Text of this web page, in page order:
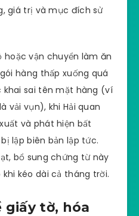
giá trị và mục đích sử
hoặc vận chuyển làm ăn
hàng thấp xuống quá
khai sai tên mặt hàng (ví
vải vụn), khi Hải quan
và phát hiện bất
lập biên bản lập tức.
bổ sung chứng từ này
kéo dài cả tháng trời.
giấy tờ, hóa